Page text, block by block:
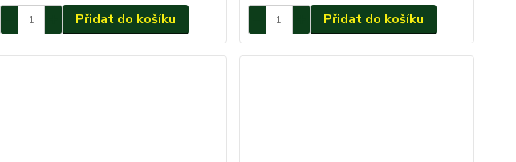
Přidat do košíku Přidat do košíku